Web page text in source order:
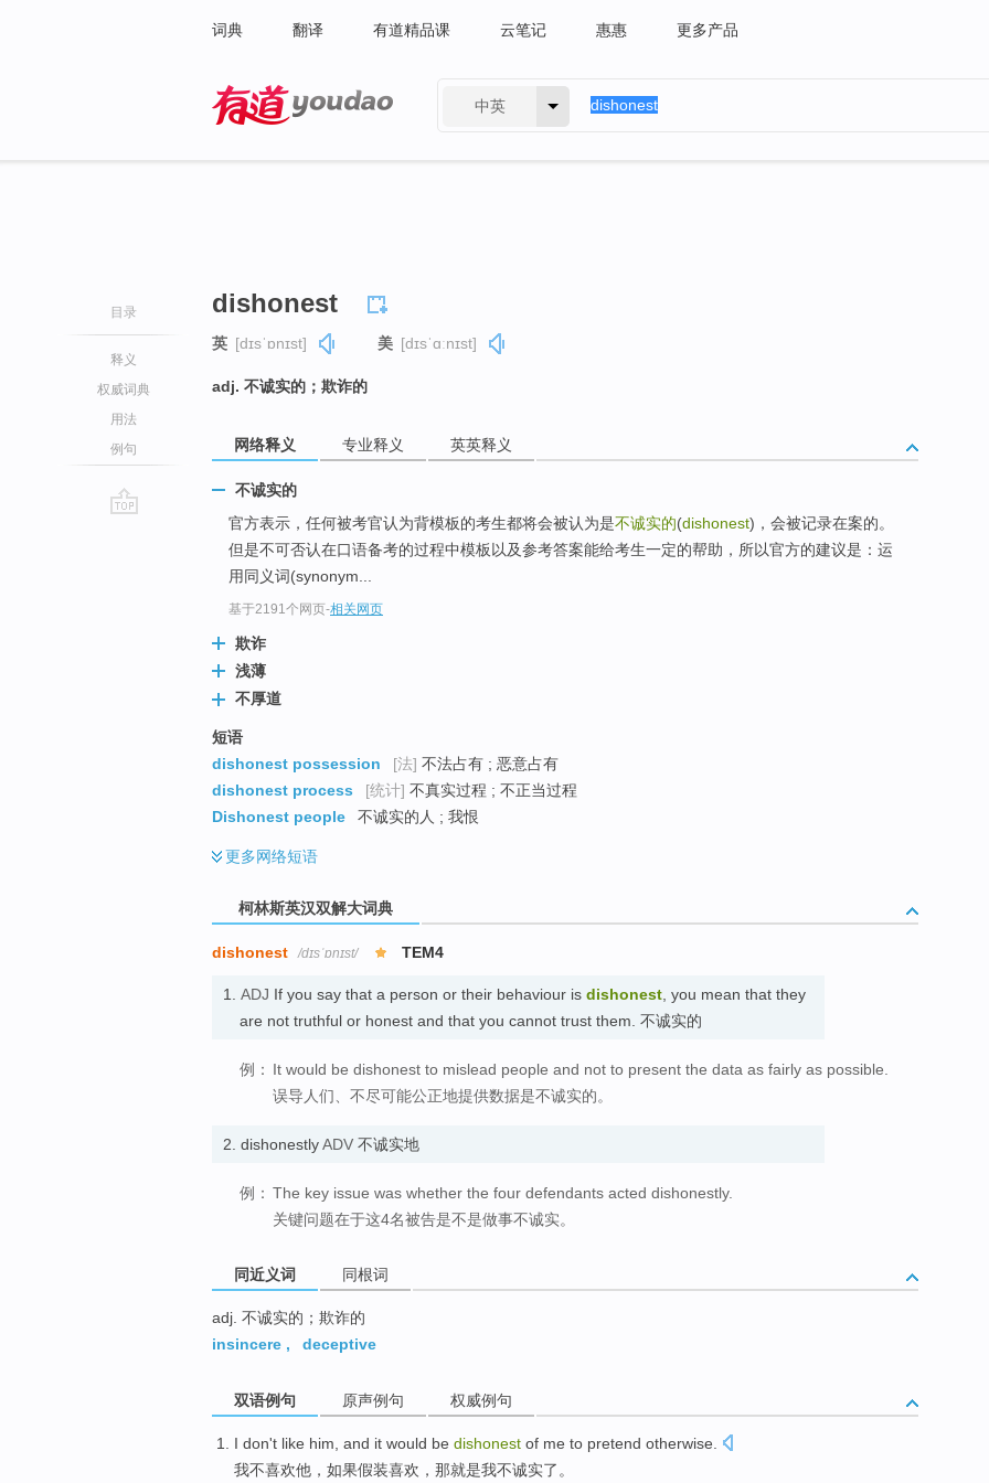
词典 翻译 有道精品课 云笔记 惠惠 更多产品
中英
目录
释义
权威词典
用法
例句
dishonest
英 [dɪsˈɒnɪst] 美 [dɪsˈɑːnɪst]
adj. 不诚实的；欺诈的
网络释义 专业释义 英英释义
不诚实的
官方表示，任何被考官认为背模板的考生都将会被认为是不诚实的(dishonest)，会被记录在案的。
但是不可否认在口语备考的过程中模板以及参考答案能给考生一定的帮助，所以官方的建议是：运
用同义词(synonym...
基于2191个网页-相关网页
欺诈
浅薄
不厚道
短语
dishonest possession
[法] 不法占有 ; 恶意占有
dishonest process
[统计] 不真实过程 ; 不正当过程
Dishonest people
不诚实的人 ; 我恨
更多网络短语
柯林斯英汉双解大词典
dishonest /dɪsˈɒnɪst/ TEM4
1. ADJ If you say that a person or their behaviour is dishonest , you mean that they
are not truthful or honest and that you cannot trust them. 不诚实的
例： It would be dishonest to mislead people and not to present the data as fairly as possible.
误导人们、不尽可能公正地提供数据是不诚实的。
2. dishonestlyADV 不诚实地
例： The key issue was whether the four defendants acted dishonestly.
关键问题在于这4名被告是不是做事不诚实。
同近义词 同根词
adj. 不诚实的；欺诈的
insincere , deceptive
双语例句 原声例句 权威例句
I don't like him , and it would be dishonest of me to pretend otherwise
我不喜欢他 ， 如果假装喜欢， 那就是我不诚实了 。